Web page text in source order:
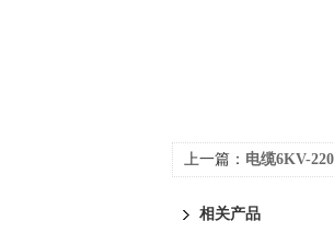
上一篇： 电缆6KV-
相关产品